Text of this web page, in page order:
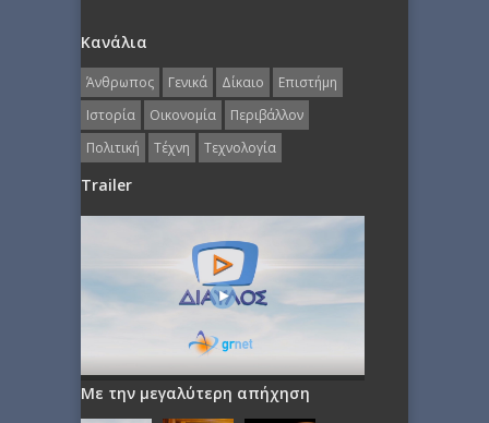
Κανάλια
Άνθρωπος Γενικά Δίκαιο
Επιστήμη
Ιστορία
Οικονομία
Περιβάλλον
Πολιτική
Τέχνη Τεχνολογία
Trailer
Με την μεγαλύτερη απήχηση